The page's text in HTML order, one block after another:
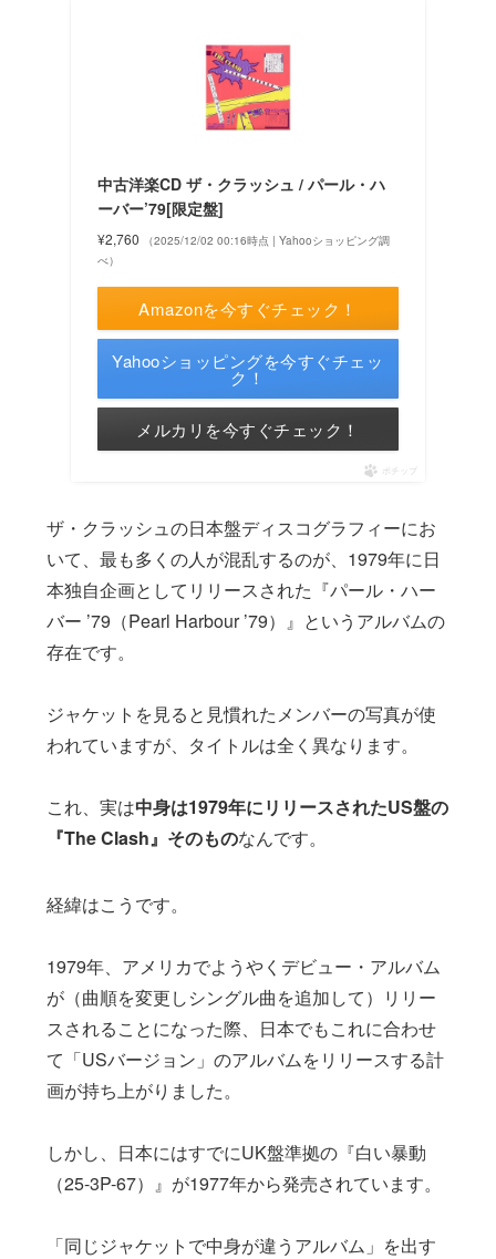
中古洋楽CD ザ・クラッシュ / パール・ハ
ーバー’79[限定盤]
¥2,760
（2025/12/02 00:16時点 | Yahooショッピング調
べ）
Amazonを今すぐチェック！
Yahooショッピングを今すぐチェッ
ク！
メルカリを今すぐチェック！
ポチップ
ザ・クラッシュの日本盤ディスコグラフィーにお
いて、最も多くの人が混乱するのが、1979年に日
本独自企画としてリリースされた『パール・ハー
バー ’79（Pearl Harbour ’79）』というアルバムの
存在です。
ジャケットを見ると見慣れたメンバーの写真が使
われていますが、タイトルは全く異なります。
これ、実は中身は1979年にリリースされたUS盤の
『The Clash』そのものなんです。
経緯はこうです。
1979年、アメリカでようやくデビュー・アルバム
が（曲順を変更しシングル曲を追加して）リリー
スされることになった際、日本でもこれに合わせ
て「USバージョン」のアルバムをリリースする計
画が持ち上がりました。
しかし、日本にはすでにUK盤準拠の『白い暴動
（25-3P-67）』が1977年から発売されています。
「同じジャケットで中身が違うアルバム」を出す